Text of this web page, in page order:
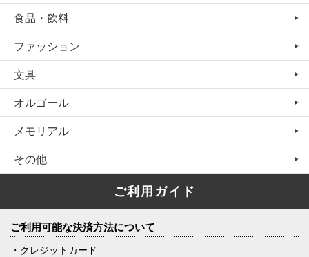
食品・飲料
ファッション
文具
オルゴール
メモリアル
その他
ご利用ガイド
ご利用可能な決済方法について
・クレジットカード